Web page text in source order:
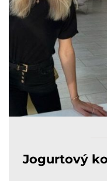
Jogurtový